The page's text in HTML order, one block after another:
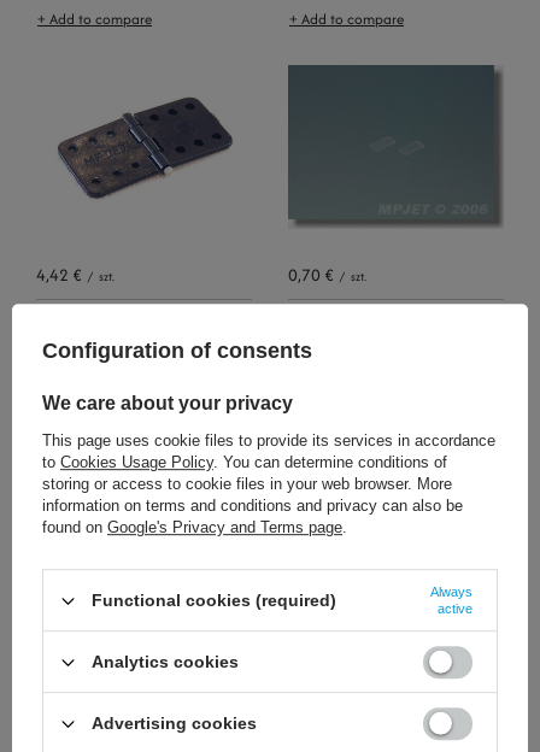
+ Add to compare + Add to compare
4,42 € / szt. 0,70 € / szt.
6,51 € 1,63 €
Configuration of consents
We care about your privacy
This page uses cookie files to provide its services in accordance
to Cookies Usage Policy. You can determine conditions of
storing or access to cookie files in your web browser. More
information on terms and conditions and privacy can also be
found on Google's Privacy and Terms page.
Functional cookies (required)
Always
active
Analytics cookies
Advertising cookies